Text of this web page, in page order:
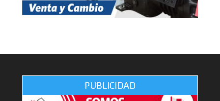
PUBLICIDAD